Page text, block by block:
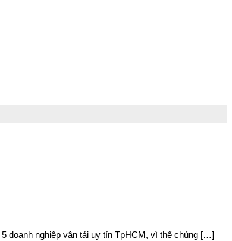
doanh nghiệp vận tải uy tín TpHCM, vì thế chúng […]